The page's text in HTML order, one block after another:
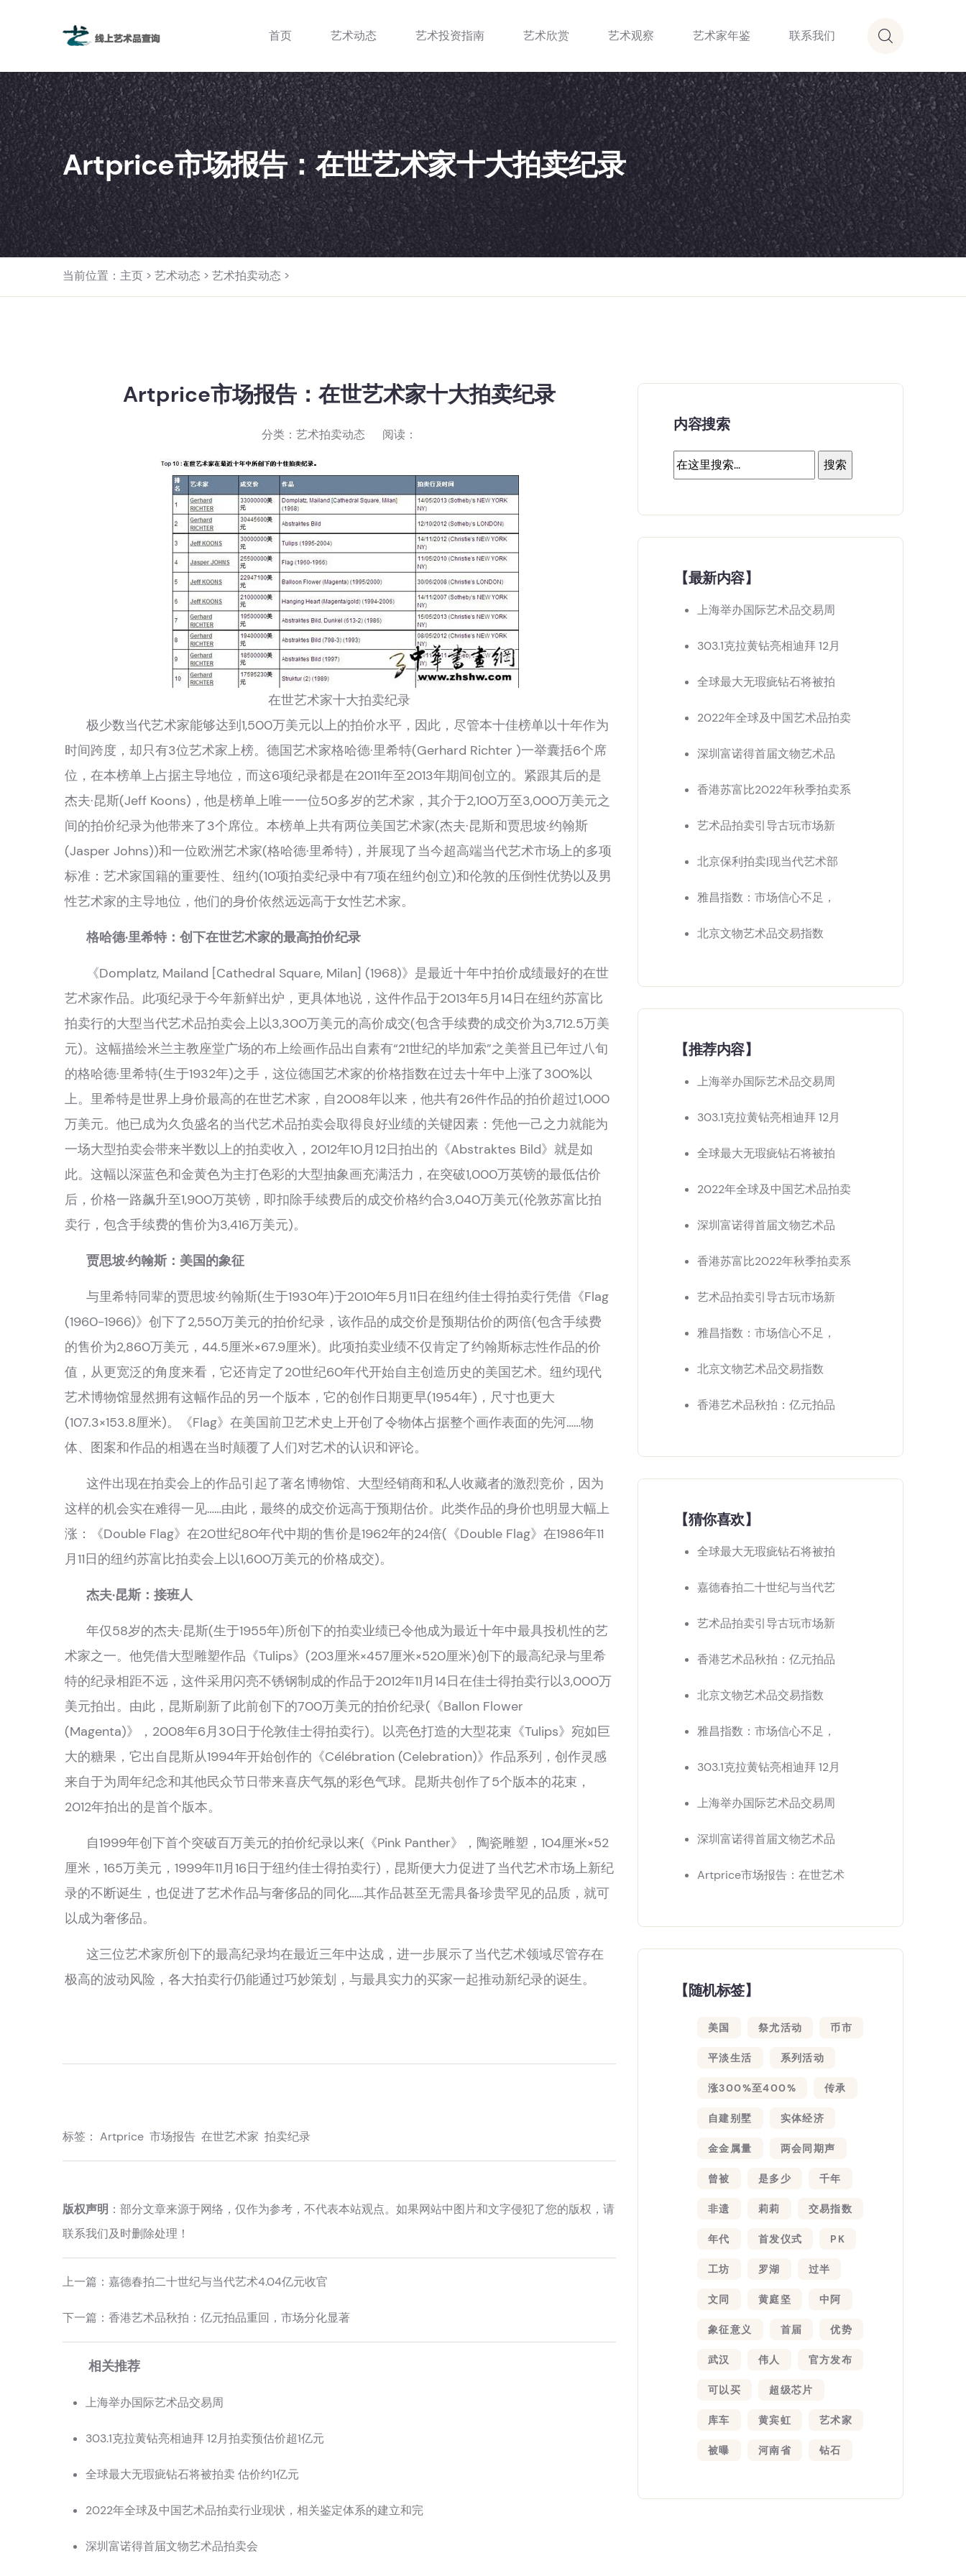
首页 艺术动态 艺术投资指南 艺术欣赏 艺术观察 艺术家年鉴 联系我们
Artprice市场报告：在世艺术家十大拍卖纪录
当前位置： 主页 > 艺术动态 > 艺术拍卖动态 >
Artprice市场报告：在世艺术家十大拍卖纪录
分类： 艺术拍卖动态 阅读：
在世艺术家十大拍卖纪录
极少数当代艺术家能够达到1,500万美元以上的拍价水平，因此，尽管本十佳榜单以十年作为
时间跨度，却只有3位艺术家上榜。德国艺术家格哈德·里希特(Gerhard Richter )一举囊括6个席
位，在本榜单上占据主导地位，而这6项纪录都是在2011年至2013年期间创立的。紧跟其后的是
杰夫·昆斯(Jeff Koons)，他是榜单上唯一一位50多岁的艺术家，其介于2,100万至3,000万美元之
间的拍价纪录为他带来了3个席位。本榜单上共有两位美国艺术家(杰夫·昆斯和贾思坡·约翰斯
(Jasper Johns))和一位欧洲艺术家(格哈德·里希特)，并展现了当今超高端当代艺术市场上的多项
标准：艺术家国籍的重要性、纽约(10项拍卖纪录中有7项在纽约创立)和伦敦的压倒性优势以及男
性艺术家的主导地位，他们的身价依然远远高于女性艺术家。
格哈德·里希特：创下在世艺术家的最高拍价纪录
《Domplatz, Mailand [Cathedral Square, Milan] (1968)》是最近十年中拍价成绩最好的在世
艺术家作品。此项纪录于今年新鲜出炉，更具体地说，这件作品于2013年5月14日在纽约苏富比
拍卖行的大型当代艺术品拍卖会上以3,300万美元的高价成交(包含手续费的成交价为3,712.5万美
元)。这幅描绘米兰主教座堂广场的布上绘画作品出自素有“21世纪的毕加索”之美誉且已年过八旬
的格哈德·里希特(生于1932年)之手，这位德国艺术家的价格指数在过去十年中上涨了300%以
上。里希特是世界上身价最高的在世艺术家，自2008年以来，他共有26件作品的拍价超过1,000
万美元。他已成为久负盛名的当代艺术品拍卖会取得良好业绩的关键因素：凭他一己之力就能为
一场大型拍卖会带来半数以上的拍卖收入，2012年10月12日拍出的《Abstraktes Bild》就是如
此。这幅以深蓝色和金黄色为主打色彩的大型抽象画充满活力，在突破1,000万英镑的最低估价
后，价格一路飙升至1,900万英镑，即扣除手续费后的成交价格约合3,040万美元(伦敦苏富比拍
卖行，包含手续费的售价为3,416万美元)。
贾思坡·约翰斯：美国的象征
与里希特同辈的贾思坡·约翰斯(生于1930年)于2010年5月11日在纽约佳士得拍卖行凭借《Flag
(1960-1966)》创下了2,550万美元的拍价纪录，该作品的成交价是预期估价的两倍(包含手续费
的售价为2,860万美元，44.5厘米×67.9厘米)。此项拍卖业绩不仅肯定了约翰斯标志性作品的价
值，从更宽泛的角度来看，它还肯定了20世纪60年代开始自主创造历史的美国艺术。纽约现代
艺术博物馆显然拥有这幅作品的另一个版本，它的创作日期更早(1954年)，尺寸也更大
(107.3×153.8厘米)。《Flag》在美国前卫艺术史上开创了令物体占据整个画作表面的先河……物
体、图案和作品的相遇在当时颠覆了人们对艺术的认识和评论。
这件出现在拍卖会上的作品引起了著名博物馆、大型经销商和私人收藏者的激烈竞价，因为
这样的机会实在难得一见……由此，最终的成交价远高于预期估价。此类作品的身价也明显大幅上
涨：《Double Flag》在20世纪80年代中期的售价是1962年的24倍(《Double Flag》在1986年11
月11日的纽约苏富比拍卖会上以1,600万美元的价格成交)。
杰夫·昆斯：接班人
年仅58岁的杰夫·昆斯(生于1955年)所创下的拍卖业绩已令他成为最近十年中最具投机性的艺
术家之一。他凭借大型雕塑作品《Tulips》(203厘米×457厘米×520厘米)创下的最高纪录与里希
特的纪录相距不远，这件采用闪亮不锈钢制成的作品于2012年11月14日在佳士得拍卖行以3,000万
美元拍出。由此，昆斯刷新了此前创下的700万美元的拍价纪录(《Ballon Flower
(Magenta)》，2008年6月30日于伦敦佳士得拍卖行)。以亮色打造的大型花束《Tulips》宛如巨
大的糖果，它出自昆斯从1994年开始创作的《Célébration (Celebration)》作品系列，创作灵感
来自于为周年纪念和其他民众节日带来喜庆气氛的彩色气球。昆斯共创作了5个版本的花束，
2012年拍出的是首个版本。
自1999年创下首个突破百万美元的拍价纪录以来(《Pink Panther》，陶瓷雕塑，104厘米×52
厘米，165万美元，1999年11月16日于纽约佳士得拍卖行)，昆斯便大力促进了当代艺术市场上新纪
录的不断诞生，也促进了艺术作品与奢侈品的同化……其作品甚至无需具备珍贵罕见的品质，就可
以成为奢侈品。
这三位艺术家所创下的最高纪录均在最近三年中达成，进一步展示了当代艺术领域尽管存在
极高的波动风险，各大拍卖行仍能通过巧妙策划，与最具实力的买家一起推动新纪录的诞生。
标签： Artprice 市场报告 在世艺术家 拍卖纪录
版权声明 ：部分文章来源于网络，仅作为参考，不代表本站观点。如果网站中图片和文字侵犯了您的版权，请
联系我们及时删除处理！
上一篇： 嘉德春拍二十世纪与当代艺术4.04亿元收官
下一篇： 香港艺术品秋拍：亿元拍品重回，市场分化显著
相关推荐
上海举办国际艺术品交易周
303.1克拉黄钻亮相迪拜 12月拍卖预估价超1亿元
全球最大无瑕疵钻石将被拍卖 估价约1亿元
2022年全球及中国艺术品拍卖行业现状，相关鉴定体系的建立和完
深圳富诺得首届文物艺术品拍卖会
内容搜索
【最新内容】
上海举办国际艺术品交易周
303.1克拉黄钻亮相迪拜 12月
全球最大无瑕疵钻石将被拍
2022年全球及中国艺术品拍卖
深圳富诺得首届文物艺术品
香港苏富比2022年秋季拍卖系
艺术品拍卖引导古玩市场新
北京保利拍卖|现当代艺术部
雅昌指数：市场信心不足，
北京文物艺术品交易指数
【推荐内容】
上海举办国际艺术品交易周
303.1克拉黄钻亮相迪拜 12月
全球最大无瑕疵钻石将被拍
2022年全球及中国艺术品拍卖
深圳富诺得首届文物艺术品
香港苏富比2022年秋季拍卖系
艺术品拍卖引导古玩市场新
雅昌指数：市场信心不足，
北京文物艺术品交易指数
香港艺术品秋拍：亿元拍品
【猜你喜欢】
全球最大无瑕疵钻石将被拍
嘉德春拍二十世纪与当代艺
艺术品拍卖引导古玩市场新
香港艺术品秋拍：亿元拍品
北京文物艺术品交易指数
雅昌指数：市场信心不足，
303.1克拉黄钻亮相迪拜 12月
上海举办国际艺术品交易周
深圳富诺得首届文物艺术品
Artprice市场报告：在世艺术
【随机标签】
美国 祭尤活动 币市
平淡生活 系列活动
涨300%至400% 传承
自建别墅 实体经济
金金属量 两会同期声
曾被 是多少 千年
非遗 莉莉 交易指数
年代 首发仪式 PK
工坊 罗湖 过半
文同 黄庭坚 中阿
象征意义 首届 优势
武汉 伟人 官方发布
可以买 超级芯片
库车 黄宾虹 艺术家
被曝 河南省 钻石